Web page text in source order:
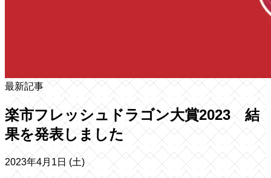
最新記事
楽市フレッシュドラゴン大賞2023 結
果を発表しました
2023年4月1日 (土)